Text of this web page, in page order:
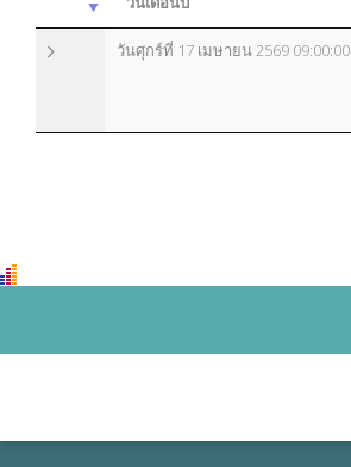
วันศุกร์ที่ 17 เมษายน 2569 09:00:00